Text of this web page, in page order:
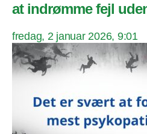
at indrømme fejl
fredag, 2 januar 2026, 9:01